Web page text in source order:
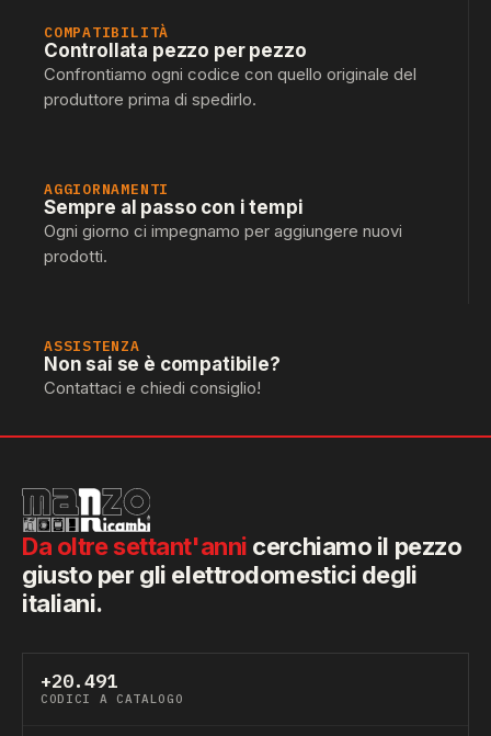
COMPATIBILITÀ
Controllata pezzo per pezzo
Confrontiamo ogni codice con quello originale del
produttore prima di spedirlo.
AGGIORNAMENTI
Sempre al passo con i tempi
Ogni giorno ci impegnamo per aggiungere nuovi
prodotti.
ASSISTENZA
Non sai se è compatibile?
Contattaci e chiedi consiglio!
Da oltre settant'anni cerchiamo il pezzo
giusto per gli elettrodomestici degli
italiani.
+20.491
CODICI A CATALOGO